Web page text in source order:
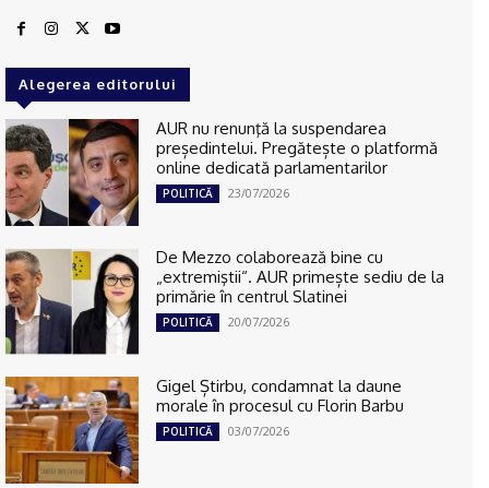
Alegerea editorului
AUR nu renunţă la suspendarea
președintelui. Pregătește o platformă
online dedicată parlamentarilor
POLITICĂ 23/07/2026
De Mezzo colaborează bine cu
„extremiştii“. AUR primește sediu de la
primărie în centrul Slatinei
POLITICĂ 20/07/2026
Gigel Știrbu, condamnat la daune
morale în procesul cu Florin Barbu
POLITICĂ 03/07/2026